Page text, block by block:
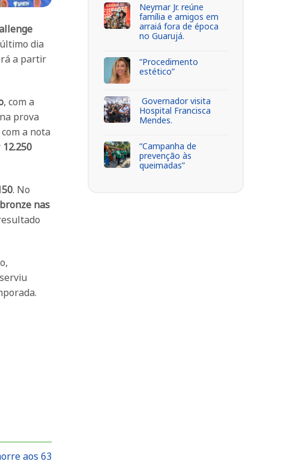
dia
a partir
, com a
prova
com a nota
12.250
. No
nas
aos 63
Neymar Jr. reúne
família e amigos em
arraiá fora de época
no Guarujá.
“Procedimento
estético”
Governador visita
Hospital Francisca
Mendes.
“Campanha de
prevenção às
queimadas”